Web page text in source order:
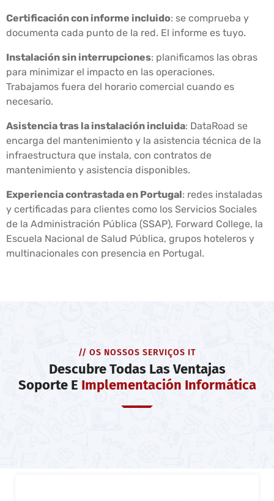
Certificación con informe incluido: se comprueba y
documenta cada punto de la red. El informe es tuyo.
Instalación sin interrupciones: planificamos las obras
para minimizar el impacto en las operaciones.
Trabajamos fuera del horario comercial cuando es
necesario.
Asistencia tras la instalación incluida: DataRoad se
encarga del mantenimiento y la asistencia técnica de la
infraestructura que instala, con contratos de
mantenimiento y asistencia disponibles.
Experiencia contrastada en Portugal: redes instaladas
y certificadas para clientes como los Servicios Sociales
de la Administración Pública (SSAP), Forward College, la
Escuela Nacional de Salud Pública, grupos hoteleros y
multinacionales con presencia en Portugal.
// OS NOSSOS SERVIÇOS IT
Descubre Todas Las Ventajas
Soporte E Implementación Informática